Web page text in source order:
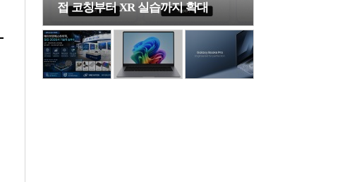
접 코칭부터 XR 실습까지 확대